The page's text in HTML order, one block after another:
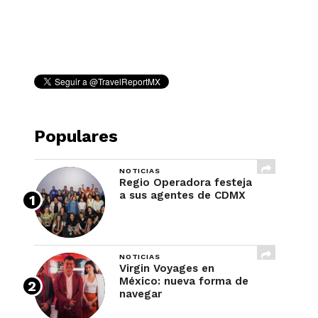
Populares
NOTICIAS
Regio Operadora festeja
a sus agentes de CDMX
NOTICIAS
Virgin Voyages en
México: nueva forma de
navegar